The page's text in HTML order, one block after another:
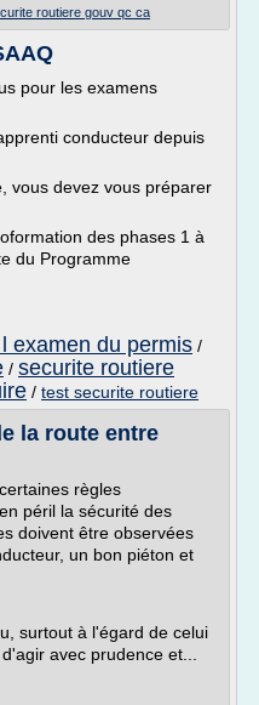
routiere gouv qc ca
pour les examens
conducteur depuis
vous devez vous préparer
des phases 1 à
du Programme
examen du permis /
/ securite routiere
/ test securite routiere
la route entre
règles
péril la sécurité des
doivent être observées
un bon piéton et
surtout à l'égard de celui
avec prudence et...